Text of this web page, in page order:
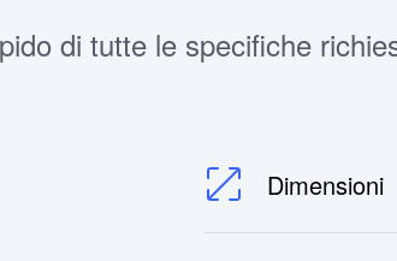
di tutte le specifiche
Dimensioni